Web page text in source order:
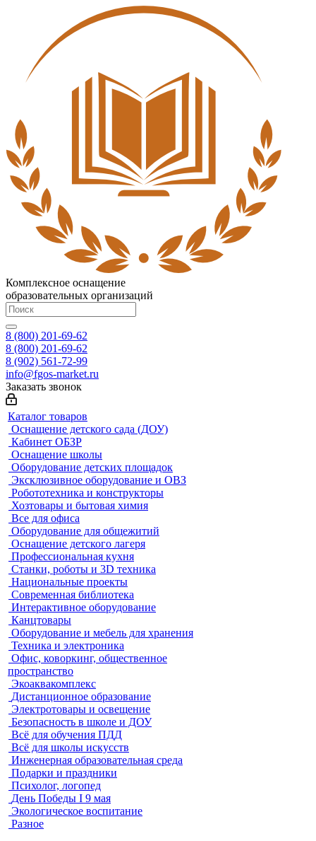
Комплексное оснащение
образовательных организаций
8 (800) 201-69-62
8 (800) 201-69-62
8 (902) 561-72-99
info@fgos-market.ru
Заказать звонок
Каталог товаров
Оснащение детского сада (ДОУ)
Кабинет ОБЗР
Оснащение школы
Оборудование детских площадок
Эксклюзивное оборудование и ОВЗ
Робототехника и конструкторы
Хозтовары и бытовая химия
Все для офиса
Оборудование для общежитий
Оснащение детского лагеря
Профессиональная кухня
Станки, роботы и 3D техника
Национальные проекты
Современная библиотека
Интерактивное оборудование
Канцтовары
Оборудование и мебель для хранения
Техника и электроника
Офис, коворкинг, общественное
пространство
Экоаквакомплекс
Дистанционное образование
Электротовары и освещение
Безопасность в школе и ДОУ
Всё для обучения ПДД
Всё для школы искусств
Инженерная образовательная среда
Подарки и праздники
Психолог, логопед
День Победы I 9 мая
Экологическое воспитание
Разное